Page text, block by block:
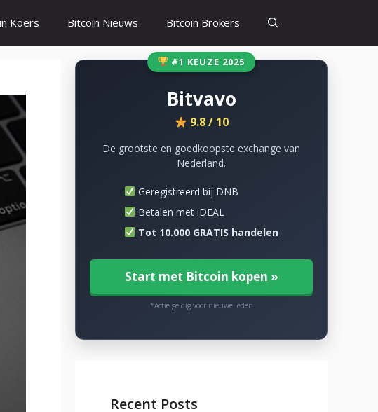
Koers Bitcoin Nieuws Bitcoin Brokers
#1 KEUZE 2025
Bitvavo
9.8 / 10
De grootste en goedkoopste exchange van
Nederland.
Geregistreerd bij DNB
Betalen met iDEAL
Tot 10.000 GRATIS handelen
Start met Bitcoin kopen »
*Actie geldig voor nieuwe leden
Recent Posts